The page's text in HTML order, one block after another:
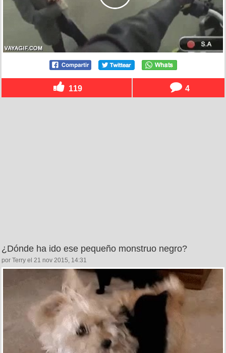
119 4
¿Dónde ha ido ese pequeño monstruo negro?
por Terry el 21 nov 2015, 14:31